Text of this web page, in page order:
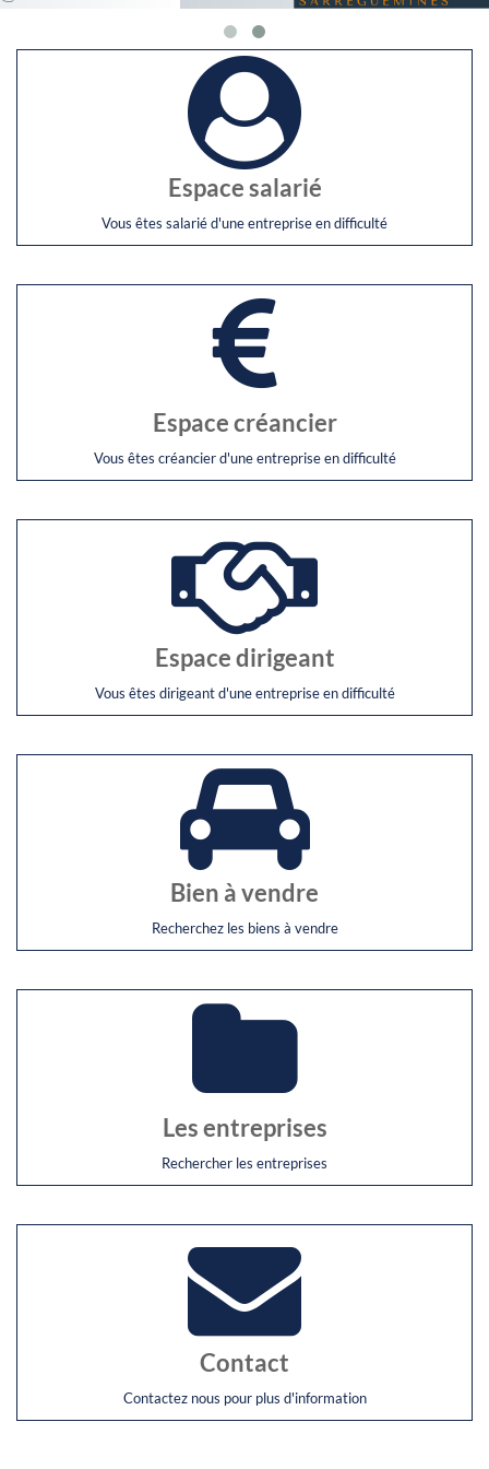
Espace salarié
Vous êtes salarié d'une entreprise en difficulté
Espace créancier
Vous êtes créancier d'une entreprise en difficulté
Espace dirigeant
Vous êtes dirigeant d'une entreprise en difficulté
Bien à vendre
Recherchez les biens à vendre
Les entreprises
Rechercher les entreprises
Contact
Contactez nous pour plus d'information